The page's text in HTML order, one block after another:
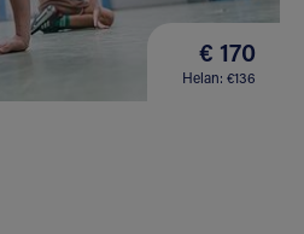
€ 170
Helan: €136